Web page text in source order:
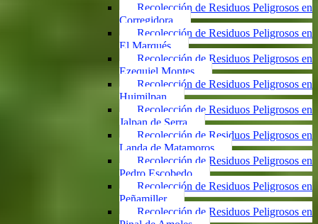
Recolección de Residuos Peligrosos en
Corregidora
Recolección de Residuos Peligrosos en
El Marqués
Recolección de Residuos Peligrosos en
Ezequiel Montes
Recolección de Residuos Peligrosos en
Huimilpan
Recolección de Residuos Peligrosos en
Jalpan de Serra
Recolección de Residuos Peligrosos en
Landa de Matamoros
Recolección de Residuos Peligrosos en
Pedro Escobedo
Recolección de Residuos Peligrosos en
Peñamiller
Recolección de Residuos Peligrosos en